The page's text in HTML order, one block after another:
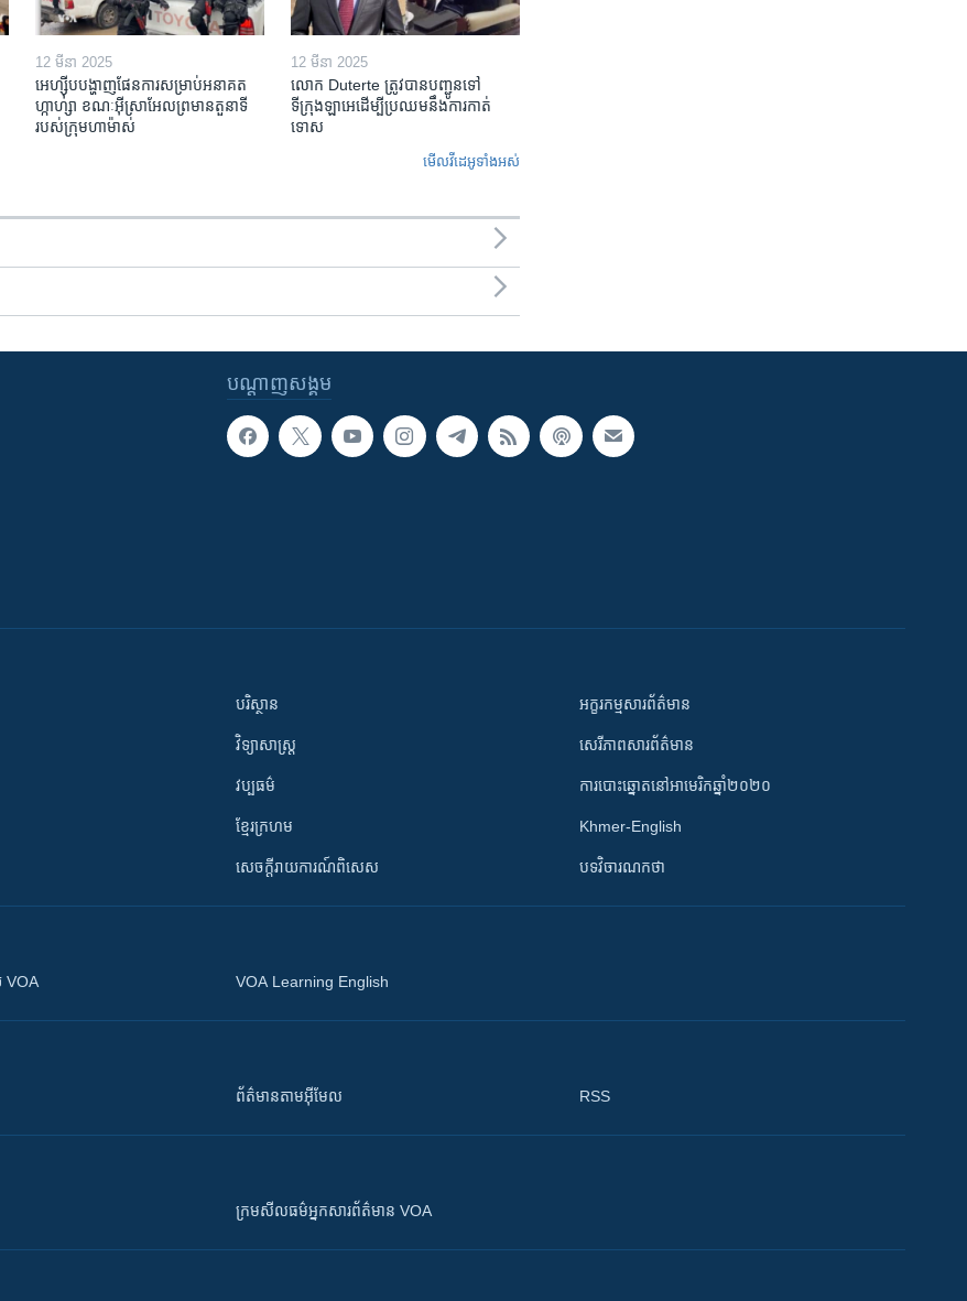
12 មីនា 2025
អេហ្ស៊ីប​បង្ហាញ​ផែនការ​សម្រាប់​អនាគត​
ហ្កាហ្សា ខណៈ​អ៊ីស្រាអែល​ព្រមាន​តួនាទី​
របស់​ក្រុម​ហាម៉ាស់
12 មីនា 2025
លោក Duterte ត្រូវ​បាន​បញ្ជូនទៅ
ទីក្រុងឡាអេ​ដើម្បី​ប្រឈម​នឹង​ការកាត់
ទោស
មើល​វីដេអូ​ទាំង​អស់
បណ្តាញ​សង្គម
បរិស្ថាន
វិទ្យាសាស្រ្ត
វប្បធម៌
ខ្មែរក្រហម
សេចក្តីរាយការណ៍ពិសេស
អក្ខរកម្មសារព័ត៌មាន
សេរីភាពសារព័ត៌មាន
ការបោះឆ្នោតនៅអាមេរិកឆ្នាំ២០២០
Khmer-English
បទវិចារណកថា
VOA VOA Learning English
ព័ត៌មាន​តាម​អ៊ីមែល RSS
ក្រម​​​សីលធម៌​​​អ្នក​​​សារព័ត៌មាន VOA